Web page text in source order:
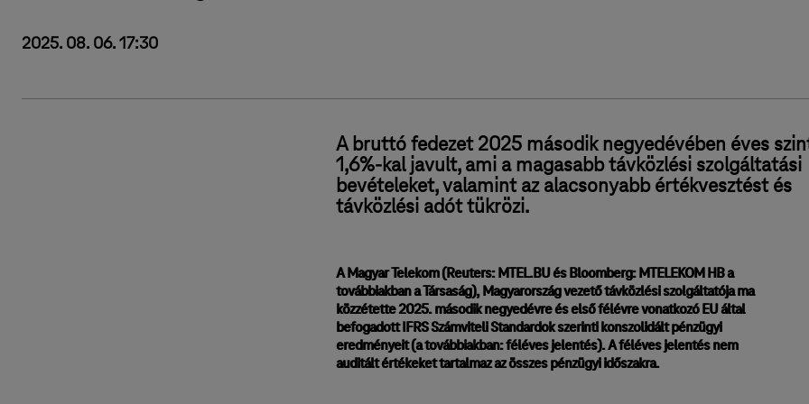
2025. 08. 06. 17:30
A bruttó fedezet 2025 második negyedévében éves
1,6%-kal javult, ami a magasabb távközlési szolgáltatási
bevételeket, valamint az alacsonyabb értékvesztést és
távközlési adót tükrözi.
A Magyar Telekom (Reuters: MTEL.BU és Bloomberg: MTELEKOM HB a
továbbiakban a Társaság), Magyarország vezető távközlési szolgáltatója ma
közzétette 2025. második negyedévre és első félévre vonatkozó EU által
befogadott IFRS Számviteli Standardok szerinti konszolidált pénzügyi
eredményeit (a továbbiakban: féléves jelentés). A féléves jelentés nem
auditált értékeket tartalmaz az összes pénzügyi időszakra.